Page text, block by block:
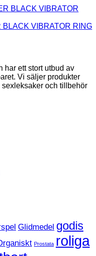
VIBRATOR RING
har ett stort utbud av
Vi säljer produkter
och tillbehör
Glidmedel godis
Prostata roliga